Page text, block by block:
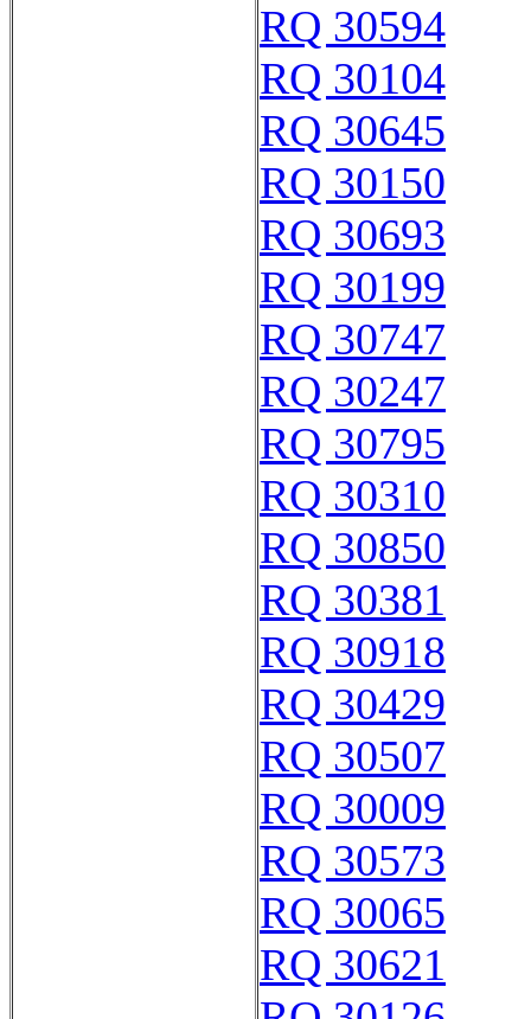
RQ 30594
RQ 30104
RQ 30645
RQ 30150
RQ 30693
RQ 30199
RQ 30747
RQ 30247
RQ 30795
RQ 30310
RQ 30850
RQ 30381
RQ 30918
RQ 30429
RQ 30507
RQ 30009
RQ 30573
RQ 30065
RQ 30621